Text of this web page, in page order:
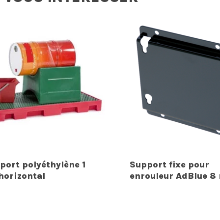
polyéthylène 1
Support fixe pour
enrouleur AdBlue 8